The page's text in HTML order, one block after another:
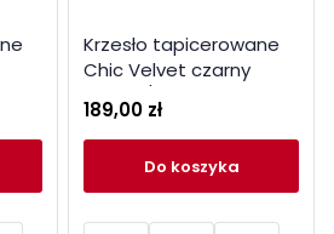
Krzesło tapicerowane
Chic Velvet czarny
stelaż / szary bluvel 14
189,00 zł
do koszyka